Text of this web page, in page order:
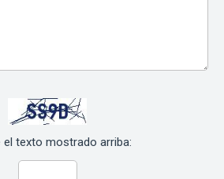
el texto mostrado arriba: